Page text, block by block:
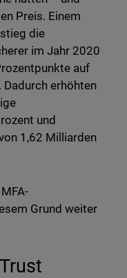
Preis. Einem
die
im Jahr 2020
auf
erhöhten
und
1,62 Milliarden
Grund weiter